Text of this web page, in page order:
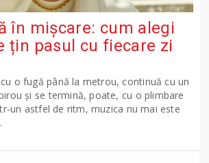
în mișcare: cum alegi
țin pasul cu fiecare zi
o fugă până la metrou, continuă cu un
și se termină, poate, cu o plimbare
un astfel de ritm, muzica nu mai este